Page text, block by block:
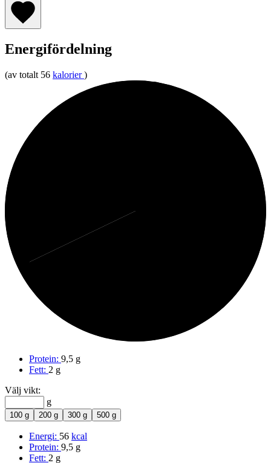
Energifördelning
(av totalt 56 kalorier )
Protein: 9,5 g
Fett: 2 g
Välj vikt:
g
100 g 200 g 300 g 500 g
Energi: 56 kcal
Protein: 9,5 g
Fett: 2 g